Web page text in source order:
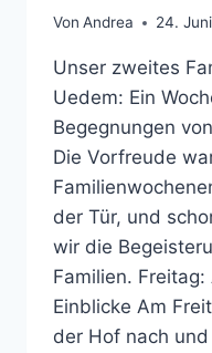
Von Andrea 24.
Unser zweites
Uedem: Ein
Begegnungen
Die Vorfreude
der Tür, und
wir die
Familien.
Einblicke Am
der Hof nach